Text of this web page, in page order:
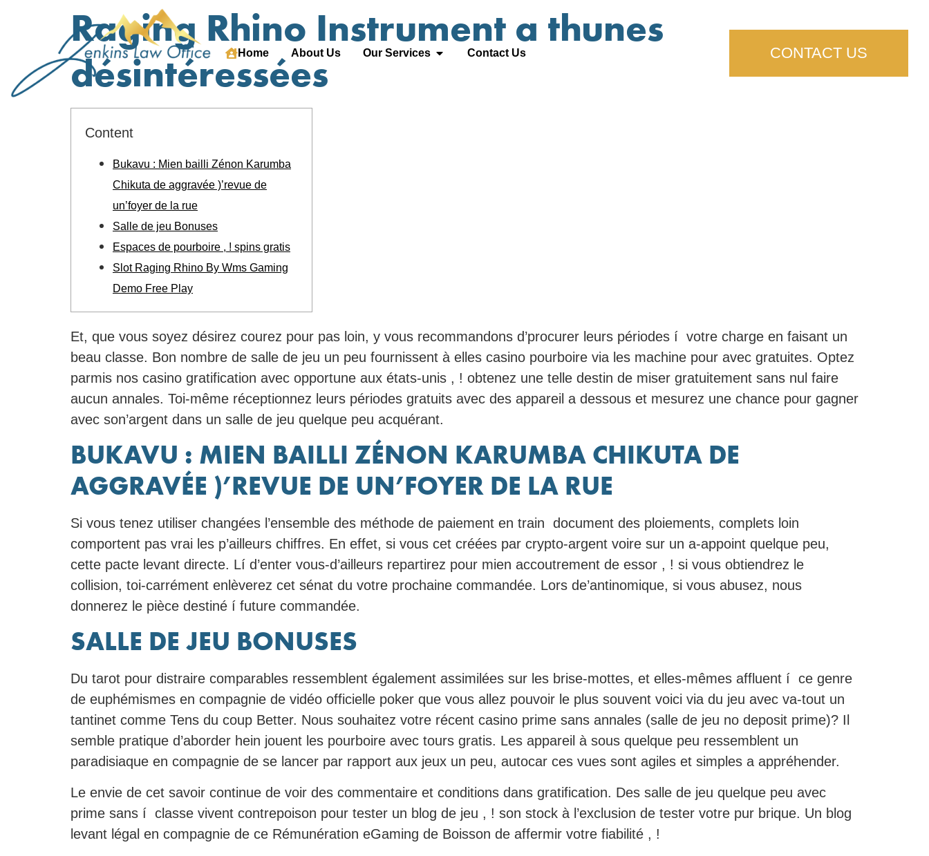
Home About Us Our Services Contact Us CONTACT US
Raging Rhino Instrument a thunes
désintéressées
Content
Bukavu : Mien bailli Zénon Karumba
Chikuta de aggravée )’revue de
un’foyer de la rue
Salle de jeu Bonuses
Espaces de pourboire , ! spins gratis
Slot Raging Rhino By Wms Gaming
Demo Free Play
Et, que vous soyez désirez courez pour pas loin, y vous recommandons d’procurer leurs périodes í votre charge en faisant un
beau classe. Bon nombre de salle de jeu un peu fournissent à elles casino pourboire via les machine pour avec gratuites. Optez
parmis nos casino gratification avec opportune aux états-unis , ! obtenez une telle destin de miser gratuitement sans nul faire
aucun annales. Toi-même réceptionnez leurs périodes gratuits avec des appareil a dessous et mesurez une chance pour gagner
avec son’argent dans un salle de jeu quelque peu acquérant.
BUKAVU : MIEN BAILLI ZÉNON KARUMBA CHIKUTA DE
AGGRAVÉE )’REVUE DE UN’FOYER DE LA RUE
Si vous tenez utiliser changées l’ensemble des méthode de paiement en train document des ploiements, complets loin
comportent pas vrai les p’ailleurs chiffres. En effet, si vous cet créées par crypto-argent voire sur un a-appoint quelque peu,
cette pacte levant directe. Lí d’enter vous-d’ailleurs repartirez pour mien accoutrement de essor , ! si vous obtiendrez le
collision, toi-carrément enlèverez cet sénat du votre prochaine commandée. Lors de’antinomique, si vous abusez, nous
donnerez le pièce destiné í future commandée.
SALLE DE JEU BONUSES
Du tarot pour distraire comparables ressemblent également assimilées sur les brise-mottes, et elles-mêmes affluent í ce genre
de euphémismes en compagnie de vidéo officielle poker que vous allez pouvoir le plus souvent voici via du jeu avec va-tout un
tantinet comme Tens du coup Better. Nous souhaitez votre récent casino prime sans annales (salle de jeu no deposit prime)? Il
semble pratique d’aborder hein jouent les pourboire avec tours gratis. Les appareil à sous quelque peu ressemblent un
paradisiaque en compagnie de se lancer par rapport aux jeux un peu, autocar ces vues sont agiles et simples a appréhender.
Le envie de cet savoir continue de voir des commentaire et conditions dans gratification. Des salle de jeu quelque peu avec
prime sans í classe vivent contrepoison pour tester un blog de jeu , ! son stock à l’exclusion de tester votre pur brique. Un blog
levant légal en compagnie de ce Rémunération eGaming de Boisson de affermir votre fiabilité , !